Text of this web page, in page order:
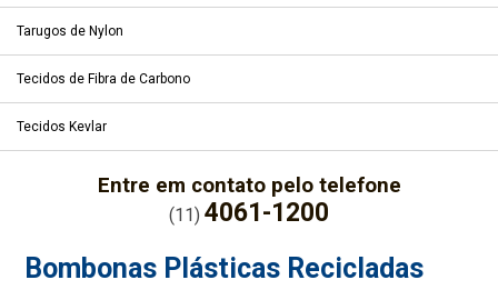
Tarugos de Nylon
Tecidos de Fibra de Carbono
Tecidos Kevlar
Entre em contato pelo telefone
(11) 4061-1200
Bombonas Plásticas Recicladas